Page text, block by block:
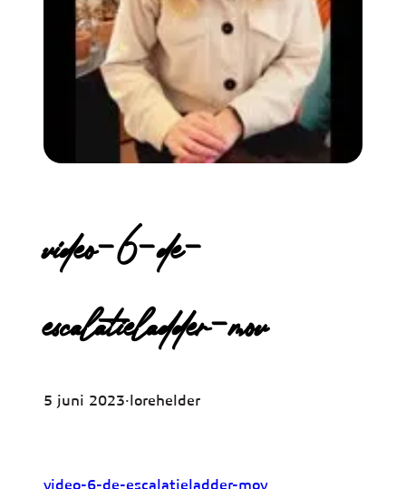
video-6-de-
escalatieladder-mov
5 juni 2023·lorehelder
video-6-de-escalatieladder-mov